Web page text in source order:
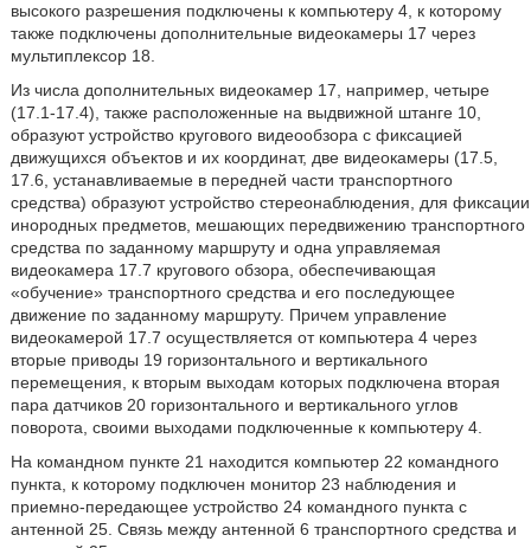
высокого разрешения подключены к компьютеру 4, к которому
также подключены дополнительные видеокамеры 17 через
мультиплексор 18.
Из числа дополнительных видеокамер 17, например, четыре
(17.1-17.4), также расположенные на выдвижной штанге 10,
образуют устройство кругового видеообзора с фиксацией
движущихся объектов и их координат, две видеокамеры (17.5,
17.6, устанавливаемые в передней части транспортного
средства) образуют устройство стереонаблюдения, для фиксации
инородных предметов, мешающих передвижению транспортного
средства по заданному маршруту и одна управляемая
видеокамера 17.7 кругового обзора, обеспечивающая
«обучение» транспортного средства и его последующее
движение по заданному маршруту. Причем управление
видеокамерой 17.7 осуществляется от компьютера 4 через
вторые приводы 19 горизонтального и вертикального
перемещения, к вторым выходам которых подключена вторая
пара датчиков 20 горизонтального и вертикального углов
поворота, своими выходами подключенные к компьютеру 4.
На командном пункте 21 находится компьютер 22 командного
пункта, к которому подключен монитор 23 наблюдения и
приемно-передающее устройство 24 командного пункта с
антенной 25. Связь между антенной 6 транспортного средства и